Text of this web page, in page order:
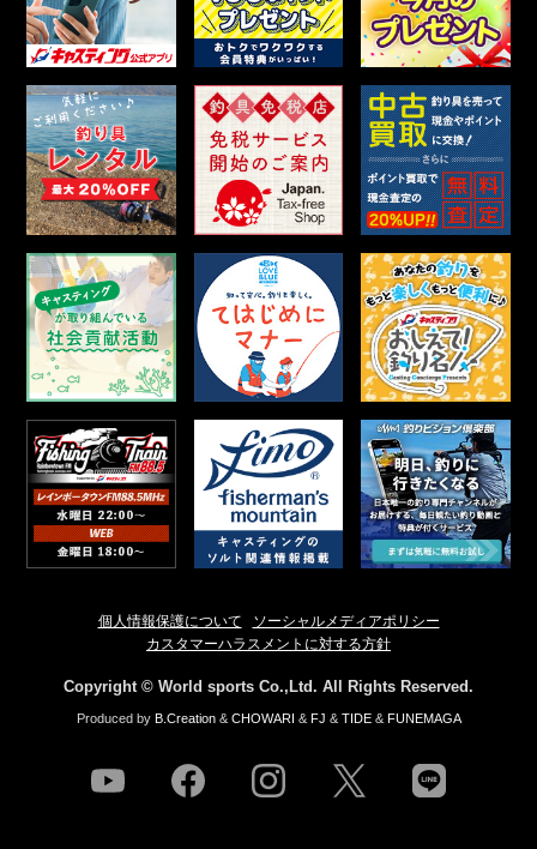
個人情報保護について
ソーシャルメディアポリシー
カスタマーハラスメントに対する方針
Copyright © World sports Co.,Ltd. All Rights Reserved.
Produced by B.Creation&CHOWARI & FJ &TIDE& FUNEMAGA
youtube facebook instagram line